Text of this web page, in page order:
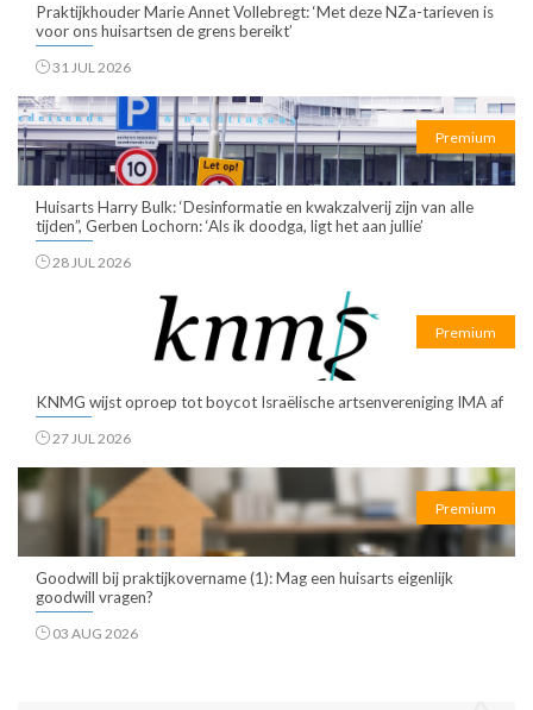
Praktijkhouder Marie Annet Vollebregt: ‘Met deze NZa-tarieven is
voor ons huisartsen de grens bereikt’
31 JUL 2026
Premium
Huisarts Harry Bulk: ‘Desinformatie en kwakzalverij zijn van alle
tijden”, Gerben Lochorn: ‘Als ik doodga, ligt het aan jullie’
28 JUL 2026
Premium
KNMG wijst oproep tot boycot Israëlische artsenvereniging IMA af
27 JUL 2026
Premium
Goodwill bij praktijkovername (1): Mag een huisarts eigenlijk
goodwill vragen?
03 AUG 2026